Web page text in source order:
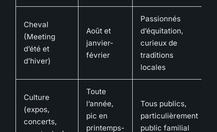
Cheval
(Meeting
d’été et
d’hiver)
Août et
janvier-
février
Passionnés
d’équitation,
curieux de
traditions
locales
Culture
(expos,
concerts,
Toute
l’année,
pic en
printemps-
Tous publics,
particulièrement
public familial